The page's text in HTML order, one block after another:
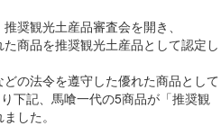
奨観光土産品審査会を開き、
商品を推奨観光土産品として認定し
の法令を遵守した優れた商品として
下記、馬喰一代の5商品が「推奨観
した。